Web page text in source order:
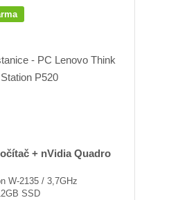
p
i
p
i
s
+ nVidia Quadro
W-2135 / 3,7GHz
SSD